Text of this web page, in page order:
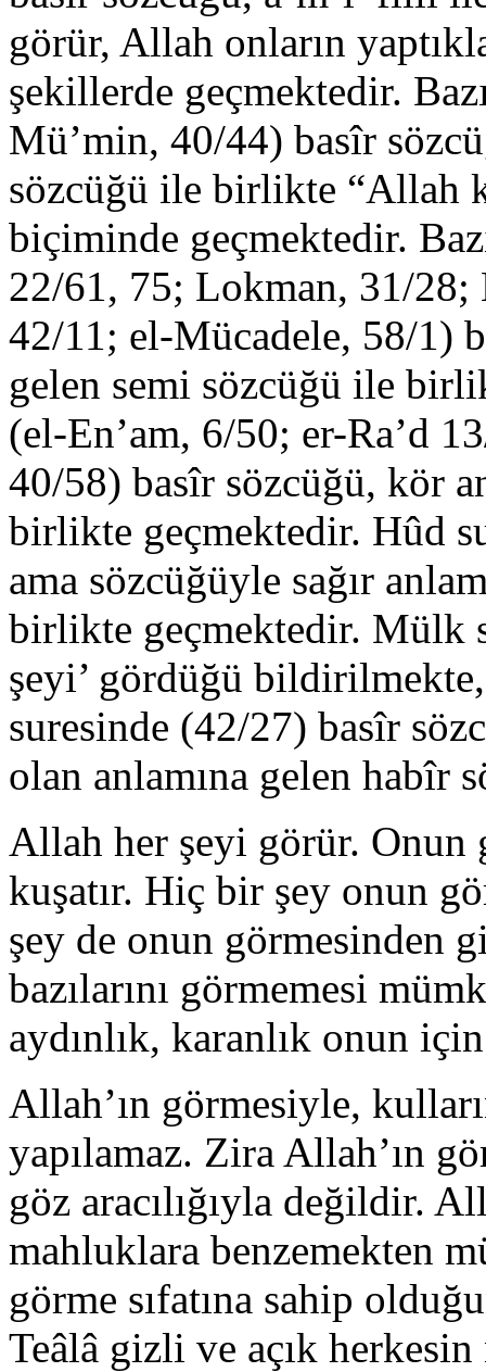
görür, Allah onların
şekillerde geçmektedir.
Mü’min, 40/44) basîr
sözcüğü ile birlikte “Allah
biçiminde geçmektedir.
22/61, 75; Lokman, 31/
42/11; el-Mücadele, 58/1)
gelen semi sözcüğü ile
(el-En’am, 6/50; er-Ra’d
40/58) basîr sözcüğü, kör
birlikte geçmektedir. Hûd
ama sözcüğüyle sağır
birlikte geçmektedir. Mülk
şeyi’ gördüğü
suresinde (42/27) basîr
olan anlamına gelen habîr
Allah her şeyi görür. Onun
kuşatır. Hiç bir şey onun
şey de onun görmesinden
bazılarını görmemesi
aydınlık, karanlık onun
Allah’ın görmesiyle,
yapılamaz. Zira Allah’ın
göz aracılığıyla değildir.
mahluklara benzemekten
görme sıfatına sahip
Teâlâ gizli ve açık herkesin